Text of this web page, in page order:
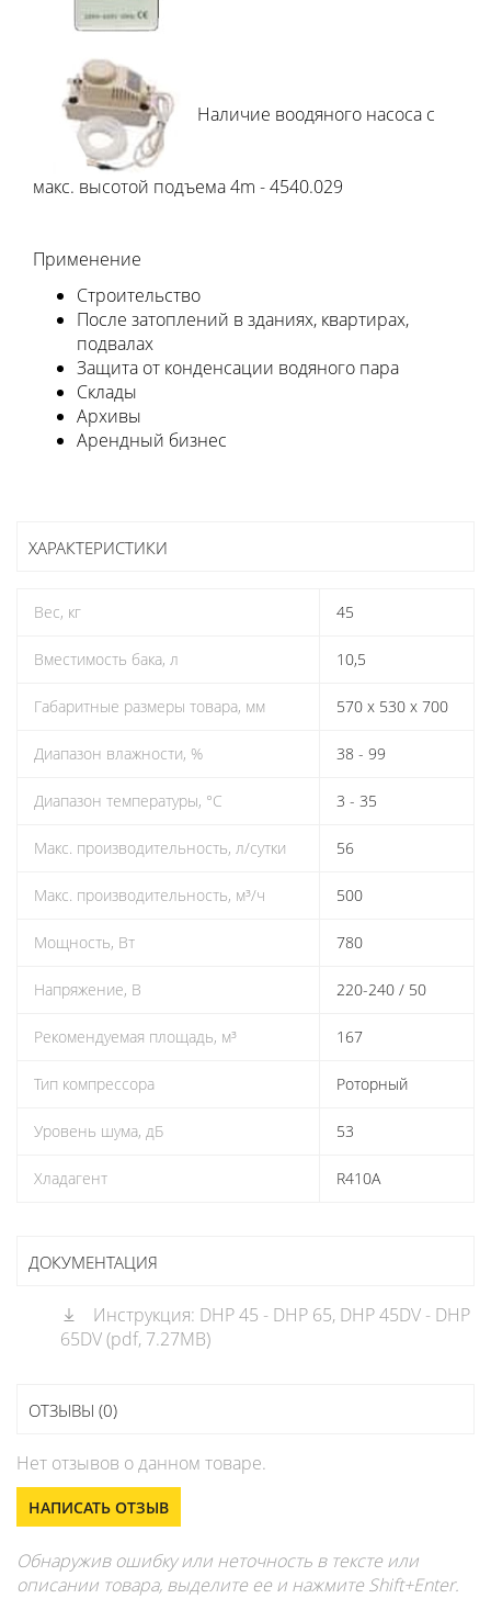
Наличие воодяного насоса с
макс. высотой подъема 4m - 4540.029
Применение
Строительство
После затоплений в зданиях, квартирах,
подвалах
Защита от конденсации водяного пара
Склады
Архивы
Арендный бизнес
ХАРАКТЕРИСТИКИ
Вес, кг 45
Вместимость бака, л 10,5
Габаритные размеры товара, мм 570 x 530 x 700
Диапазон влажности, % 38 - 99
Диапазон температуры, °C 3 - 35
Макс. производительность, л/сутки 56
Макс. производительность, м³/ч 500
Мощность, Вт 780
Напряжение, В 220-240 / 50
Рекомендуемая площадь, м³ 167
Тип компрессора Роторный
Уровень шума, дБ 53
Хладагент R410A
ДОКУМЕНТАЦИЯ
Инструкция: DHP 45 - DHP 65, DHP 45DV - DHP
65DV (pdf, 7.27MB)
ОТЗЫВЫ (0)
Нет отзывов о данном товаре.
НАПИСАТЬ ОТЗЫВ
Обнаружив ошибку или неточность в тексте или
описании товара, выделите ее и нажмите Shift+Enter.